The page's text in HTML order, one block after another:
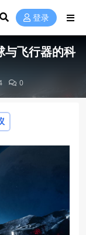
登录
与飞行器的科
0